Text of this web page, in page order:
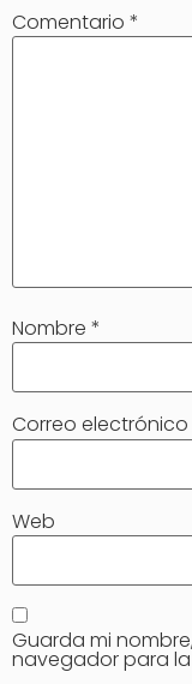
Comentario *
Nombre *
Correo electrónico
Web
Guarda mi
navegador para